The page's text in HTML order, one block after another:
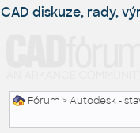
CAD diskuze, rady,
Fórum >Autodesk -